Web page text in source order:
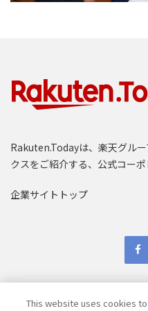
Rakuten.Todayは、楽天グル
クスをご紹介する、公式コーポ
企業サイトトップ
This website uses cookies